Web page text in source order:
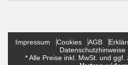
Impressum Cookies AGB
Datenschutzhinweise
* Alle Preise inkl. MwSt. und ggf.